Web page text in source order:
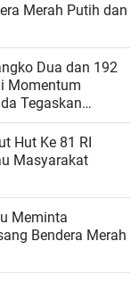
Merah Putih dan
Dua dan 192
Momentum
Tegaskan
Hati Rakyat
Hut Ke 81 RI
Masyarakat
Meminta
Bendera Merah